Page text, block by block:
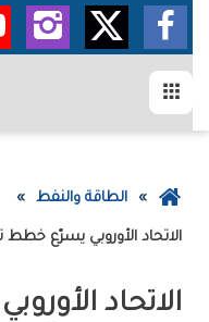
عودة
الرئيسية
الطاقة والنفط
الاتحاد الأوروبي يسرّع
الاتحاد